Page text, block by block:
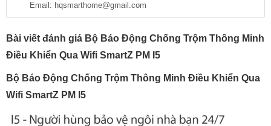
Email: hqsmarthome@gmail.com
Bài viết đánh giá Bộ Báo Động Chống Trộm Thông Minh
Điều Khiển Qua Wifi SmartZ PM I5
Bộ Báo Động Chống Trộm Thông Minh Điều Khiển Qua
Wifi SmartZ PM I5